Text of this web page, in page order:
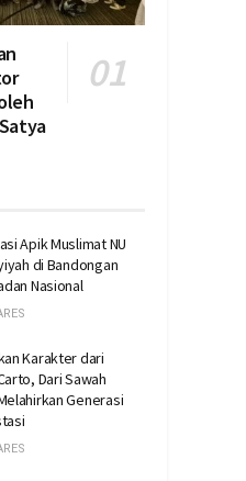
Apik Muslimat NU
di Bandongan
Nasional
Karakter dari
Dari Sawah
Generasi